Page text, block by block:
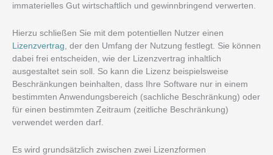
immaterielles Gut wirtschaftlich und gewinnbringend verwerten.
Hierzu schließen Sie mit dem potentiellen Nutzer einen
Lizenzvertrag , der den Umfang der Nutzung festlegt. Sie können
dabei frei entscheiden, wie der Lizenzvertrag inhaltlich
ausgestaltet sein soll. So kann die Lizenz beispielsweise
Beschränkungen beinhalten, dass Ihre Software nur in einem
bestimmten Anwendungsbereich (sachliche Beschränkung) oder
für einen bestimmten Zeitraum (zeitliche Beschränkung)
verwendet werden darf.
Es wird grundsätzlich zwischen zwei Lizenzformen